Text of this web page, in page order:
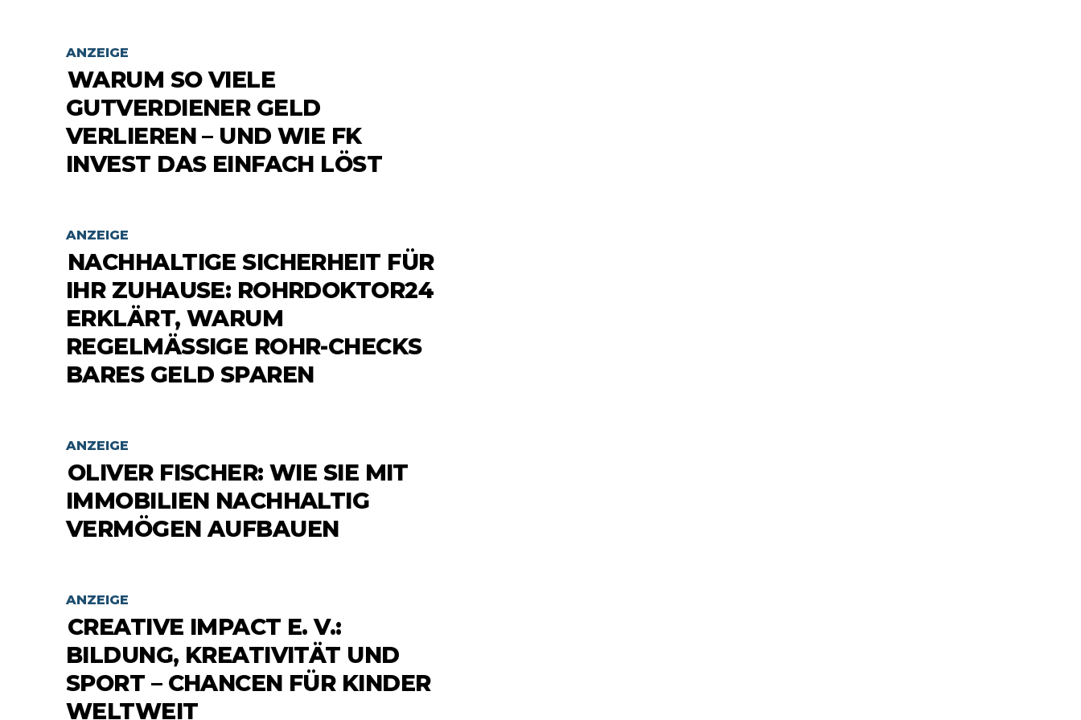
ANZEIGE
WARUM SO VIELE
GUTVERDIENER GELD
VERLIEREN – UND WIE FK
INVEST DAS EINFACH LÖST
ANZEIGE
NACHHALTIGE SICHERHEIT FÜR
IHR ZUHAUSE: ROHRDOKTOR24
ERKLÄRT, WARUM
REGELMÄSSIGE ROHR-CHECKS B
ARES GELD SPAREN
ANZEIGE
OLIVER FISCHER: WIE SIE MIT
IMMOBILIEN NACHHALTIG
VERMÖGEN AUFBAUEN
ANZEIGE
CREATIVE IMPACT E. V.:
BILDUNG, KREATIVITÄT UND
SPORT – CHANCEN FÜR KINDER
WELTWEIT